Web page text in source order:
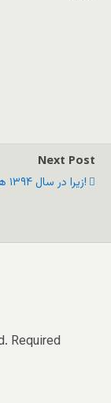
Next Post
زیرا در سال ۱۳۹۴ هستیم!
Required